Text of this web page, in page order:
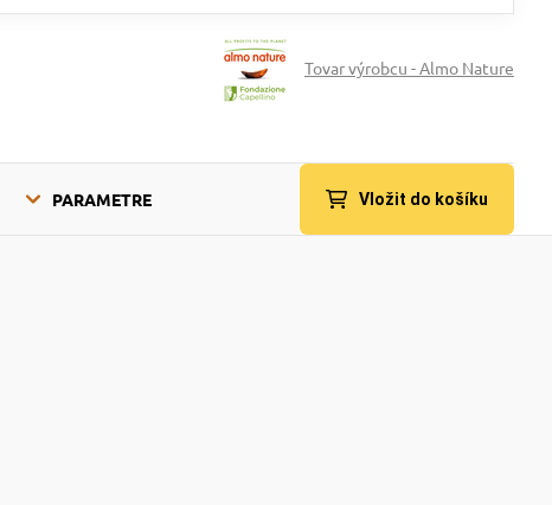
Tovar výrobcu - Almo Nature
PARAMETRE Vložit do košíku